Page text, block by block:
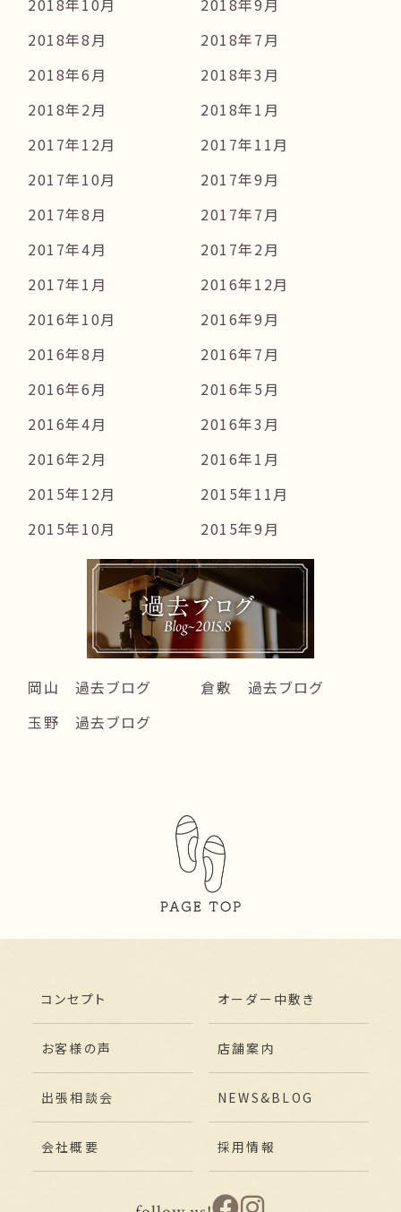
2018年10月
2018年9月
2018年8月
2018年7月
2018年6月
2018年3月
2018年2月
2018年1月
2017年12月
2017年11月
2017年10月
2017年9月
2017年8月
2017年7月
2017年4月
2017年2月
2017年1月
2016年12月
2016年10月
2016年9月
2016年8月
2016年7月
2016年6月
2016年5月
2016年4月
2016年3月
2016年2月
2016年1月
2015年12月
2015年11月
2015年10月
2015年9月
岡山 過去ブログ
倉敷 過去ブログ
玉野 過去ブログ
コンセプト オーダー中敷き
お客様の声 店舗案内
出張相談会 NEWS&BLOG
会社概要 採用情報